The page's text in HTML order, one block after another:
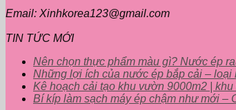
Email: Xinhkorea123@gmail.com
TIN TỨC MỚI
Nên chọn thực phẩm màu gì? Nước ép
Những lợi ích của nước ép bắp cải – loại
Kê hoạch cải tạo khu vườn 9000m2 |
Bí kíp làm sạch máy ép chậm như mới –